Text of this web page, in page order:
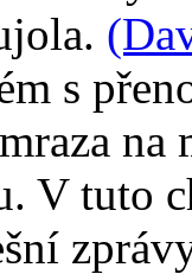
s
V tuto